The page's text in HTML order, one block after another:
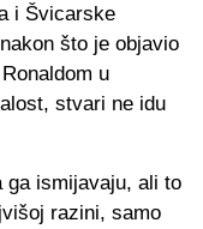
i Švicarske
što je objavio
u
stvari ne idu
ga ismijavaju, ali to
razini, samo